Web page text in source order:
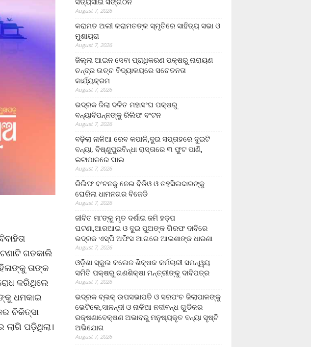
ଗତକାଲି
ତାଙ୍କ
କରିଥିଲେ
ଧମକାଇ
ଚିକିତ୍ସା
ଲାଗି ପଡ଼ିଥିଲା।
August 7, 2026
କରାମତ ଅଲୀ କରାମତଙ୍କ ସ୍ମୃତିରେ ସାହିତ୍ୟ ସଭା ଓ
ମୁଶାୟରା
August 7, 2026
ଜିଲ୍ଲା ଆଇନ ସେବା ପ୍ରାଧିକରଣ ପକ୍ଷରୁ ନାରାୟଣ
ଚନ୍ଦ୍ର ଉଚ୍ଚ ବିଦ୍ୟାଳୟରେ ସଚେତନତା
କାର୍ଯ୍ୟକ୍ରମ
August 7, 2026
ଭଦ୍ରକ ଜିଲା ଦଳିତ ମହାସଂଘ ପକ୍ଷରୁ
ବନ୍ୟାବିପନ୍ନଙ୍କୁ ରିଲିଫ ବଂଟନ
August 7, 2026
ବଢ଼ିଲା ନାଳିଆ ରେବ କପାଳି,ଦୁଇ ସପ୍ତାହରେ ଦୁଇଟି
ବନ୍ୟା, ବିଷ୍ଣୁପୁରବିନ୍ଧା ରାସ୍ତାରେ ୩ ଫୁଟ ପାଣି,
ଇଟାପାଳରେ ଘାଇ
August 7, 2026
ରିଲିଫ ବଂଟନକୁ ନେଇ ବିଡିଓ ଓ ତହସିଲଦାରଙ୍କୁ
ଘେରିଲା ଧାମନଗର ବିଜେଡି
August 7, 2026
ଜୀବିତ ମା’ଙ୍କୁ ମୃତ ଦର୍ଶାଇ ଜମି ହଡ଼ପ
ଘଟଣା,ଆରଆଇ ଓ ଦୁଇ ପୁଅଙ୍କ ଗିରଫ ଦାବିରେ
ଭଦ୍ରକ ଏସ୍‌ପି ଅଫିସ ଆଗରେ ଆଇଶାଙ୍କ ଧାରଣା
August 7, 2026
ଓଡ଼ିଶା ସ୍କୁଲ କଲେଜ ଶିକ୍ଷକ କର୍ମଚାରୀ ସମନ୍ୱୟ
ସମିତି ପକ୍ଷରୁ ଗଣଶିକ୍ଷା ମନ୍ତ୍ରୀଙ୍କୁ ଦାବିପତ୍ର
August 7, 2026
ଭଦ୍ରକ ବ୍ଲକ୍ ଉପସଭାପତି ଓ ସରପଂଚ ଜିଲାପାଳଙ୍କୁ
ଭେଟିଲେ,ସାଳନ୍ଦୀ ଓ ନାଳିଆ ନଦୀବନ୍ଧ ଗୁଡିକର
ରକ୍ଷଣାବେକ୍ଷଣ ଅଭାବରୁ ମନୁଷ୍ୟକୃତ ବନ୍ୟା ସୃଷ୍ଟି
ଅଭିଯୋଗ
August 7, 2026